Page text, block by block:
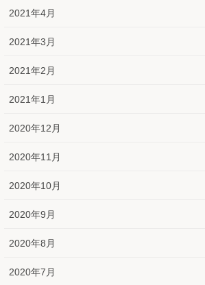
2021年4月
2021年3月
2021年2月
2021年1月
2020年12月
2020年11月
2020年10月
2020年9月
2020年8月
2020年7月